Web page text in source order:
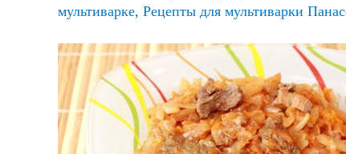
мультиварке, Рецепты для мультиварки